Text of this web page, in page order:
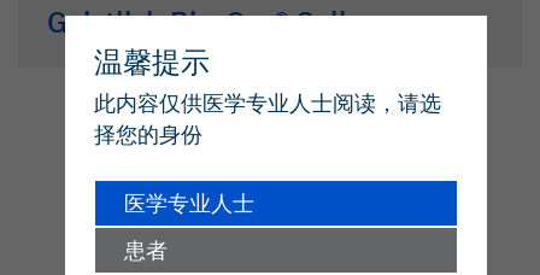
Geistlich Bio-Oss® Collagen
温馨提示
此内容仅供医学专业人士阅读，请选
择您的身份
医学专业人士
患者